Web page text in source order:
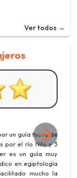
Ver todos →
un guía fuera de
por el río Nilo y 3
es un guía muy
en egiptología
mucho la